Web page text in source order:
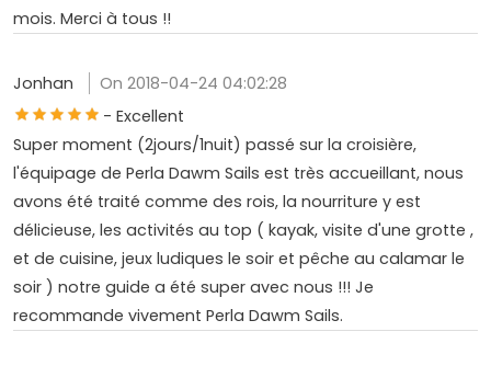
mois. Merci à tous !!
Jonhan
On 2018-04-24 04:02:28
- Excellent
Super moment (2jours/1nuit) passé sur la croisière,
l'équipage de Perla Dawm Sails est très accueillant, nous
avons été traité comme des rois, la nourriture y est
délicieuse, les activités au top ( kayak, visite d'une grotte ,
et de cuisine, jeux ludiques le soir et pêche au calamar le
soir ) notre guide a été super avec nous !!! Je
recommande vivement Perla Dawm Sails.